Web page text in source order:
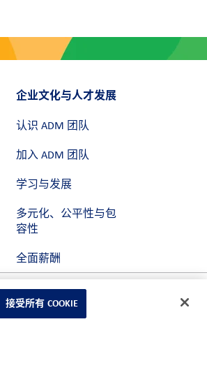
企业文化与人才发展
认识 ADM 团队
加入 ADM 团队
学习与发展
多元化、公平性与包
容性
全面薪酬
接受所有 COOKIE